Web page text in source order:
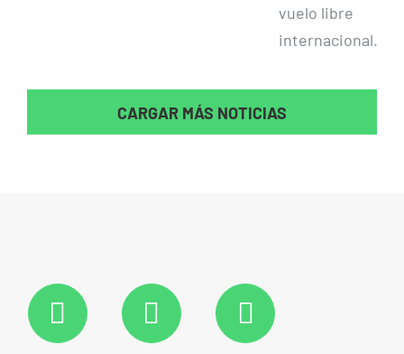
vuelo libre
internacional.
CARGAR MÁS NOTICIAS